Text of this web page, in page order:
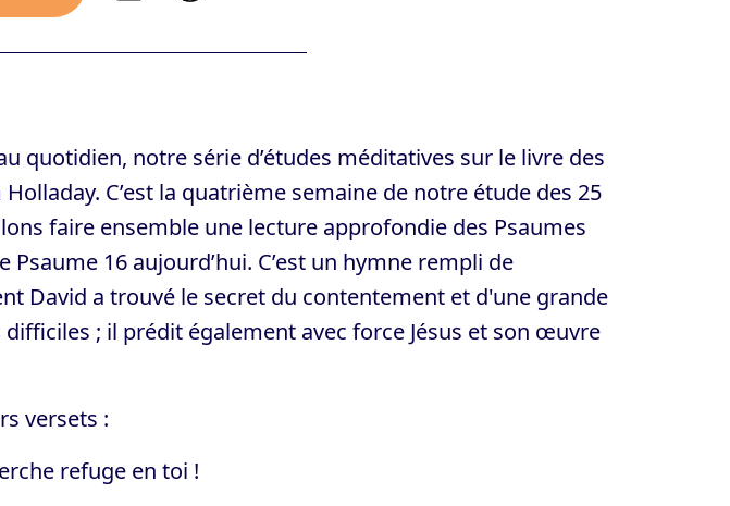
quotidien, notre série d’études méditatives sur le livre des
C’est la quatrième semaine de notre étude des 25
faire ensemble une lecture approfondie des Psaumes
Psaume 16 aujourd’hui. C’est un hymne rempli de
David a trouvé le secret du contentement et d'une grande
; il prédit également avec force Jésus et son œuvre
versets :
refuge en toi !